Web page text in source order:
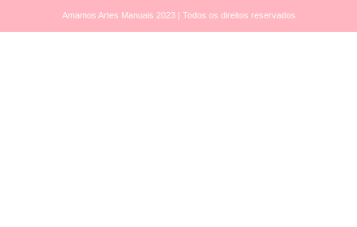
Amamos Artes Manuais 2023 | Todos os direitos reservados